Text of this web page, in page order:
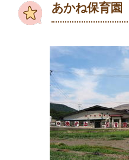
あかね保育園